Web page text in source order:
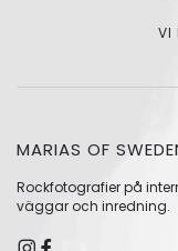
VI
MARIAS OF
Rockfotografier på
väggar och inredning.